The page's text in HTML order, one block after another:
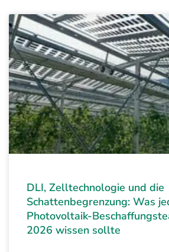
DLI, Zelltechnologie und die
Schattenbegrenzung: Was
Photovoltaik-
2026 wissen sollte